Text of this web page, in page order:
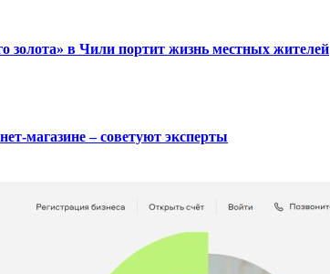
золота» в Чили портит жизнь местных жителей
магазине – советуют эксперты